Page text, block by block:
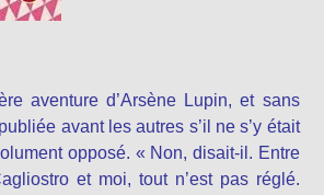
aventure d’Arsène Lupin, et sans
avant les autres s’il ne s’y était
opposé. « Non, disait-il. Entre
et moi, tout n’est pas réglé.